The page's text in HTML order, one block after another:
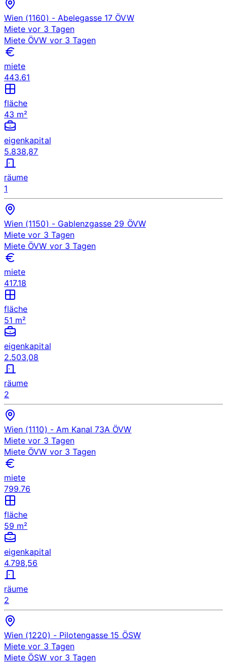
Wien (1160) - Abelegasse 17 ÖVW
Miete vor 3 Tagen
Miete ÖVW vor 3 Tagen
miete
443.61
fläche
43 m²
eigenkapital
5.838,87
räume
1
Wien (1150) - Gablenzgasse 29 ÖVW
Miete vor 3 Tagen
Miete ÖVW vor 3 Tagen
miete
417.18
fläche
51 m²
eigenkapital
2.503,08
räume
2
Wien (1110) - Am Kanal 73A ÖVW
Miete vor 3 Tagen
Miete ÖVW vor 3 Tagen
miete
799.76
fläche
59 m²
eigenkapital
4.798,56
räume
2
Wien (1220) - Pilotengasse 15 ÖSW
Miete vor 3 Tagen
Miete ÖSW vor 3 Tagen